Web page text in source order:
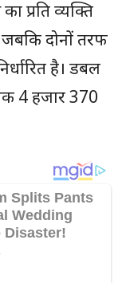
प्रति व्यक्ति
दोनों तरफ
है। डबल
4 हजार 370